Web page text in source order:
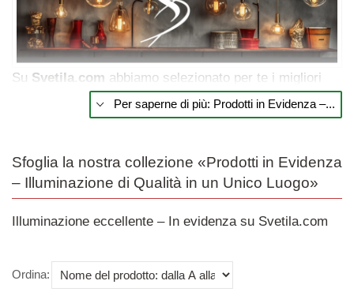
Su Svetila com abbiamo selezionato per te i migliori
illuminazione
. In questa categoria
troverai una gamma curata di articoli popolari e
energetica e design senza tempo.
Lampadine e luci LED perun’illuminazione
efficiente
moderna. Nella nostra selezione troverai lampadine
Per saperne di più: Prodotti in Evidenza –...
Sfoglia la nostra collezione «Prodotti in Evidenza
– Illuminazione di Qualità in un Unico Luogo»
Illuminazione eccellente – In evidenza su Svetila.com
Ordina:
Utilizza questo menu a tendina per ordinare i prodotti